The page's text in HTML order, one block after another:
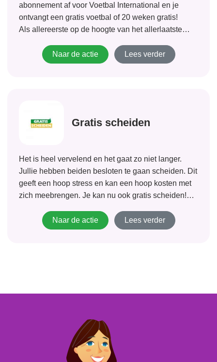
abonnement af voor Voetbal International en je
ontvangt een gratis voetbal of 20 weken gratis!
Als allereerste op de hoogte van het allerlaatste
voor jou! Tevens toegang tot VI Premium! Bedenk je
geen moment...
Naar de actie Lees verder
Gratis scheiden
Het is heel vervelend en het gaat zo niet langer.
Jullie hebben beiden besloten te gaan scheiden. Dit
geeft een hoop stress en kan een hoop kosten met
zich meebrengen. Je kan nu ook gratis scheiden!
alleen...
Naar de actie Lees verder